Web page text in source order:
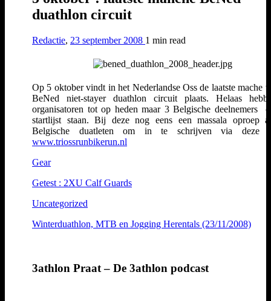
duathlon circuit
Redactie, 23 september 2008 1 min read
Op 5 oktober vindt in het Nederlandse Oss de laatste mache
BeNed niet-stayer duathlon circuit plaats. Helaas
organisatoren tot op heden maar 3 Belgische deelnemers
startlijst staan. Bij deze nog eens een massala oproep
Belgische duatleten om in te schrijven via deze
www.triossrunbikerun.nl
Gear
Getest : 2XU Calf Guards
Uncategorized
Winterduathlon, MTB en Jogging Herentals (23/11/2008)
3athlon Praat – De 3athlon podcast